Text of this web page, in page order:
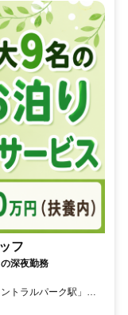
フ
深夜勤務
トラルパーク駅」か